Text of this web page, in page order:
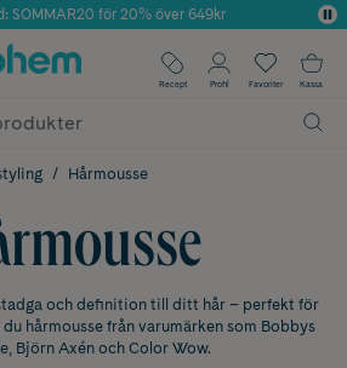
Butik 2025 inom Skönhet
SOMMAR20 för 20% över 649kr
✓ Fri frakt
✓ Poäng på alla köp*
Recept Profil Favoriter Kassa
Hårmousse
och definition till ditt hår – perfekt för
hårmousse från varumärken som Bobbys
Björn Axén och Color Wow.